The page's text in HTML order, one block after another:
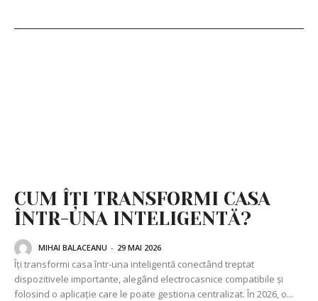
CUM ÎȚI TRANSFORMI CASA
ÎNTR-UNA INTELIGENTĂ?
MIHAI BALACEANU - 29 MAI 2026
Îți transformi casa într-una inteligentă conectând treptat
dispozitivele importante, alegând electrocasnice compatibile și
folosind o aplicație care le poate gestiona centralizat. În 2026, o...